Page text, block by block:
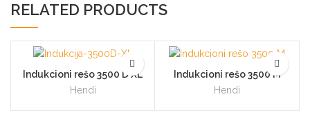
RELATED PRODUCTS
Indukcioni rešo 3500 D XL
Hendi
Indukcioni rešo 3500 M
Hendi